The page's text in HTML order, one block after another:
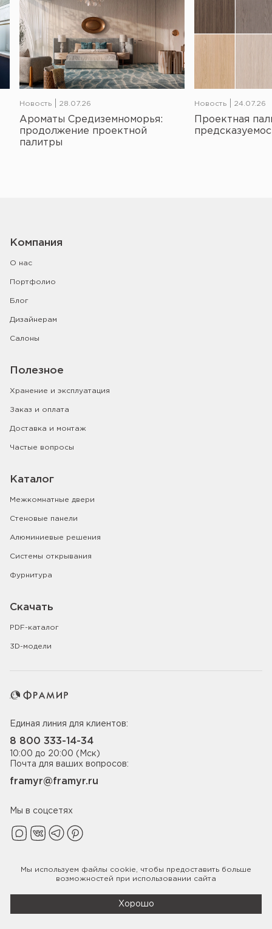
Новость 28.07.26
Ароматы Средиземноморья:
продолжение проектной
палитры
Новость 24.07.26
Проектная
Компания
О нас
Портфолио
Блог
Дизайнерам
Салоны
Полезное
Хранение и эксплуатация
Заказ и оплата
Доставка и монтаж
Частые вопросы
Каталог
Межкомнатные двери
Стеновые панели
Алюминиевые решения
Системы открывания
Фурнитура
Скачать
PDF-каталог
3D-модели
Единая линия для клиентов:
8 800 333-14-34
10:00 до 20:00 (Мск)
Почта для ваших вопросов:
framyr@framyr.ru
Мы в соцсетях
Политика конфиденциальности
Мы используем файлы cookie , чтобы предоставить больше
возможностей при использовании сайта
Хорошо